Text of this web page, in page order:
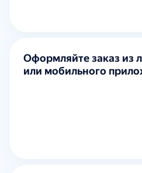
Оформляйте заказ из
или мобильного